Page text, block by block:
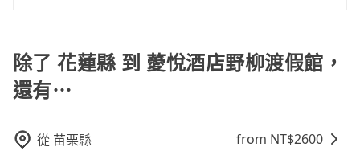
車位，對於急著用車或者要載其他乘客的人來說就有不
小的風險。最後，雖然路邊隨租隨還看似方便，但實際
使用時還是有其區域的限制，實際可停靠的地點與你的
就顯得非常不便。
約，以免當場被坑受騙。雖然花蓮縣到薆悅酒店野柳渡
假館的跳表小黃可能較為便宜，但當你們人數超過四位
時，叫兩輛計程車的費用就貴了，改預約一輛tripool的
車的價格可能跟其他車隊相差無幾，但是如果只需要短
時數或者單程專車服務者，敢大聲說我們價格絕對最划
算。網站上可直接挑選小轎車、休旅車、或九人座箱型
旅程更加順暢和舒適。」
除了 花蓮縣 到 薆悅酒店野柳渡假館，
還有⋯
從 苗栗縣 from NT$2600